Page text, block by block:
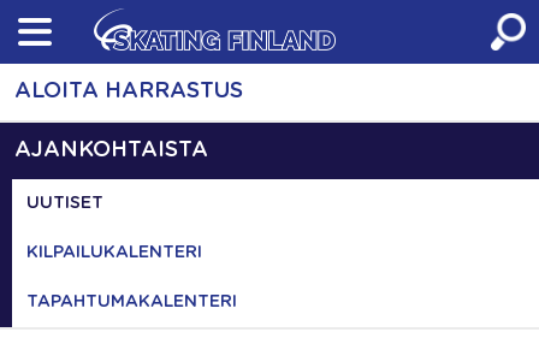
Skip
content
ALOITA HARRASTUS
AJANKOHTAISTA
UUTISET
KILPAILUKALENTERI
TAPAHTUMAKALENTERI